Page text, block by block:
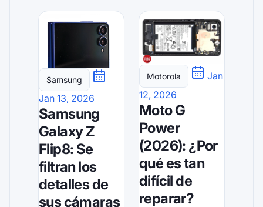
Samsung
Jan 13, 2026
Samsung
Galaxy Z
Flip8: Se
filtran los
detalles de
sus cámaras
Motorola
Jan
12, 2026
Moto G
Power
(2026): ¿Por
qué es tan
difícil de
reparar?